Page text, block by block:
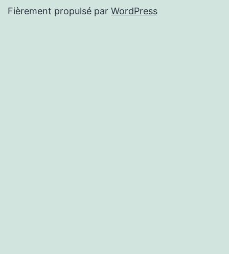
Fièrement propulsé par WordPress